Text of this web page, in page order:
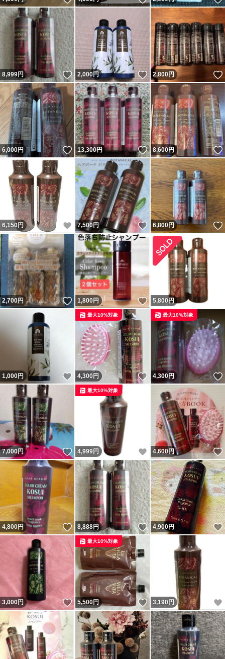
8,999円 いいね！
2,000円 いいね！
2,800円
6,000円 いいね！
13,300円 いいね！
8,600円
6,150円 いいね！
7,500円 いいね！
6,800円
2,700円 いいね！
1,800円 いいね！
5,800円
1,000円 いいね！
4,300円 いいね！
最大10%対象
4,300円
最大10%対象
7,000円 いいね！
4,999円 いいね！
最大10%対象
4,600円
4,800円 いいね！
8,888円 いいね！
4,900円
3,000円 いいね！
5,500円 いいね！
最大10%対象
3,190 円